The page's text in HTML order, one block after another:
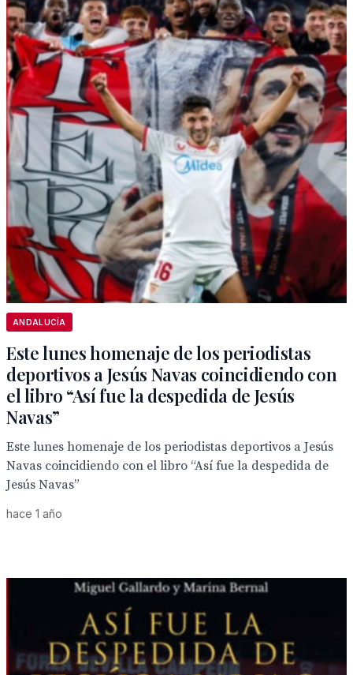
ANDALUCÍA
Este lunes homenaje de los periodistas
deportivos a Jesús Navas coincidiendo con
el libro “Así fue la despedida de Jesús
Navas”
Este lunes homenaje de los periodistas deportivos a Jesús
Navas coincidiendo con el libro “Así fue la despedida de
Jesús Navas”
hace 1 año